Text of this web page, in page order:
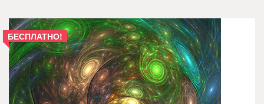
БЕСПЛАТНО!